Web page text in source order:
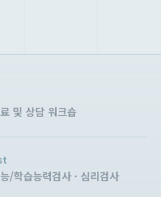
및 상담 워크숍
/학습능력검사 · 심리검사